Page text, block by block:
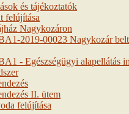
és tájékoztatók
felújítása
Nagykozáron
2019-00023 Nagykozár
- Egészségügyi alapellátás
II. ütem
felújítása